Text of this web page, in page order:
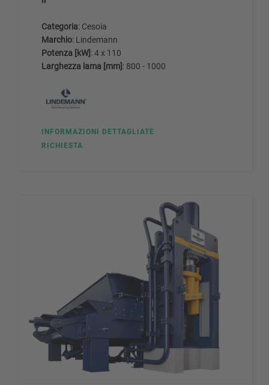
Categoria: Cesoia
Marchio: Lindemann
Potenza [kW]: 4 x 110
Larghezza lama [mm]: 800 - 1000
INFORMAZIONI DETTAGLIATE
RICHIESTA